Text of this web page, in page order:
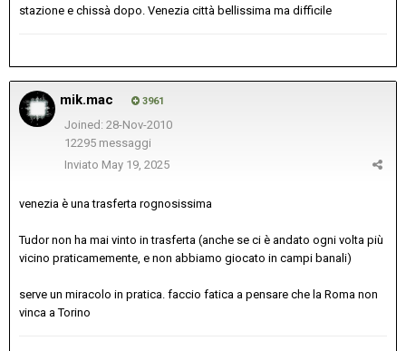
stazione e chissà dopo. Venezia città bellissima ma difficile
mik.mac 3961
Joined: 28-Nov-2010
12295 messaggi
Inviato May 19, 2025
venezia è una trasferta rognosissima
Tudor non ha mai vinto in trasferta (anche se ci è andato ogni volta più
vicino praticamemente, e non abbiamo giocato in campi banali)
serve un miracolo in pratica. faccio fatica a pensare che la Roma non
vinca a Torino